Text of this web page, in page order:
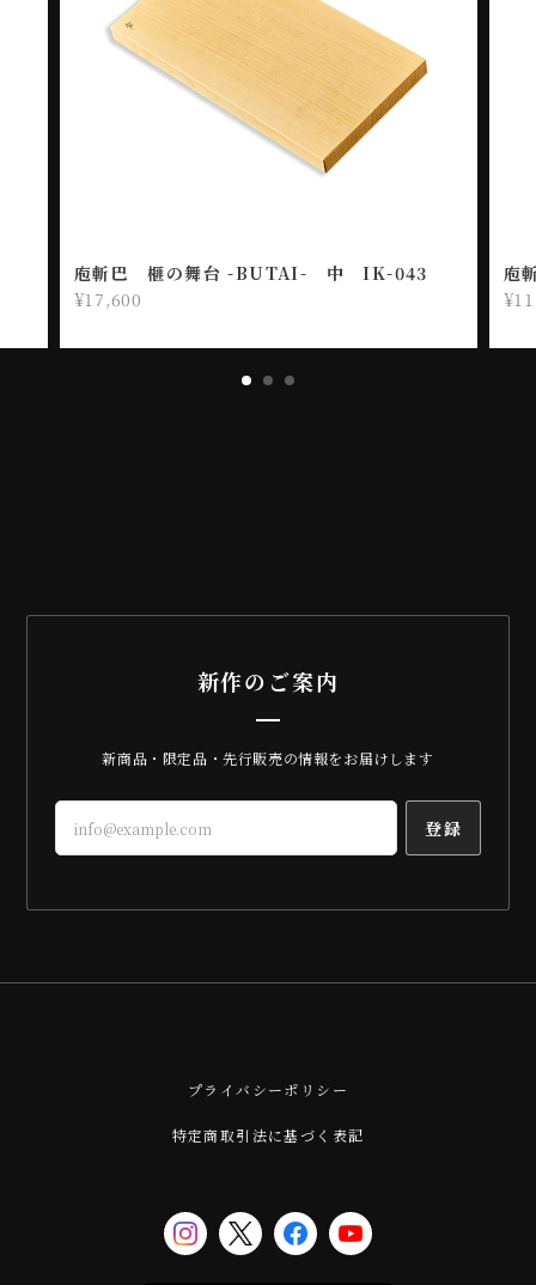
庖斬巴 榧の舞台 -BUTAI- 中 IK-043
¥17,600
庖
新作のご案内
新商品・限定品・先行販売の情報をお届けします
登録
プライバシーポリシー
特定商取引法に基づく表記